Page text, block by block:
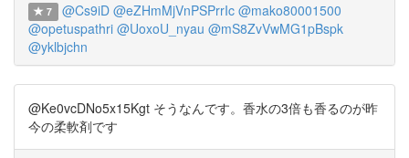
7 @Cs9iD @eZHmMjVnPSPrrIc @mako80001500
@opetuspathri @UoxoU_nyau @mS8ZvVwMG1pBspk
@yklbjchn
@Ke0vcDNo5x15Kgt そうなんです。香水の3倍も香るのが昨
今の柔軟剤です